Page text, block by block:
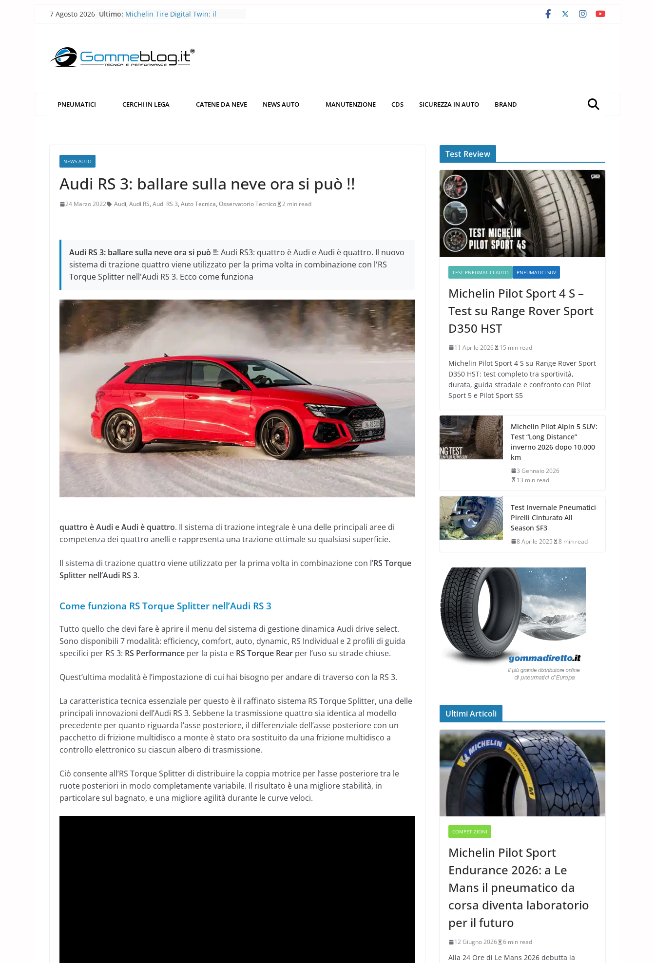
7 Agosto 2026 Ultimo: Michelin Tire Digital Twin: il
corsa diventa laboratorio per il
futuro
pneumatico che porta la Porsche
PNEUMATICI CERCHI IN LEGA CATENE DA NEVE NEWS AUTO MANUTENZIONE CDS SICUREZZA IN AUTO BRAND
NEWS AUTO
Audi RS 3: ballare sulla neve ora si può !!
24 Marzo 2022 Audi, Audi RS, Audi RS 3, Auto Tecnica, Osservatorio Tecnico 2 min read
Audi RS 3: ballare sulla neve ora si può !!: Audi RS3: quattro è Audi e Audi è quattro. Il nuovo
sistema di trazione quattro viene utilizzato per la prima volta in combinazione con l'RS
Torque Splitter nell'Audi RS 3. Ecco come funziona
quattro è Audi e Audi è quattro. Il sistema di trazione integrale è una delle principali aree di
competenza dei quattro anelli e rappresenta una trazione ottimale su qualsiasi superficie.
Il sistema di trazione quattro viene utilizzato per la prima volta in combinazione con l’RS Torque
Splitter nell’Audi RS 3.
Come funziona RS Torque Splitter nell’Audi RS 3
Tutto quello che devi fare è aprire il menu del sistema di gestione dinamica Audi drive select.
Sono disponibili 7 modalità: efficiency, comfort, auto, dynamic, RS Individual e 2 profili di guida
specifici per RS ​​3: RS Performance per la pista e RS Torque Rear per l’uso su strade chiuse.
Quest’ultima modalità è l’impostazione di cui hai bisogno per andare di traverso con la RS 3.
La caratteristica tecnica essenziale per questo è il raffinato sistema RS Torque Splitter, una delle
principali innovazioni dell’Audi RS 3. Sebbene la trasmissione quattro sia identica al modello
precedente per quanto riguarda l’asse posteriore, il differenziale dell’asse posteriore con un
pacchetto di frizione multidisco a monte è stato ora sostituito da una frizione multidisco a
controllo elettronico su ciascun albero di trasmissione.
Ciò consente all’RS Torque Splitter di distribuire la coppia motrice per l’asse posteriore tra le
ruote posteriori in modo completamente variabile. Il risultato è una migliore stabilità, in
particolare sul bagnato, e una migliore agilità durante le curve veloci.
Test Review
TEST PNEUMATICI AUTO PNEUMATICI SUV
Michelin Pilot Sport 4 S –
Test su Range Rover Sport
D350 HST
11 Aprile 2026 15 min read
Michelin Pilot Sport 4 S su Range Rover Sport
D350 HST: test completo tra sportività,
durata, guida stradale e confronto con Pilot
Sport 5 e Pilot Sport S5
Michelin Pilot Alpin 5 SUV:
Test “Long Distance”
inverno 2026 dopo 10.000
km
3 Gennaio 2026
13 min read
Test Invernale Pneumatici
Pirelli Cinturato All
Season SF3
8 Aprile 2025 8 min read
Ultimi Articoli
COMPETIZIONI
Michelin Pilot Sport
Endurance 2026: a Le
Mans il pneumatico da
corsa diventa laboratorio
per il futuro
12 Giugno 2026 6 min read
Alla 24 Ore di Le Mans 2026 debutta la